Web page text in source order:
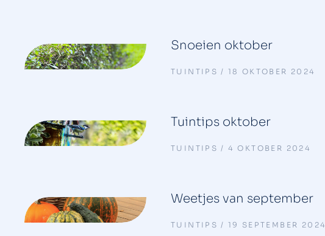
Snoeien oktober
TUINTIPS 18 OKTOBER 2024
Tuintips oktober
TUINTIPS 4 OKTOBER 2024
Weetjes van september
TUINTIPS 19 SEPTEMBER 2024